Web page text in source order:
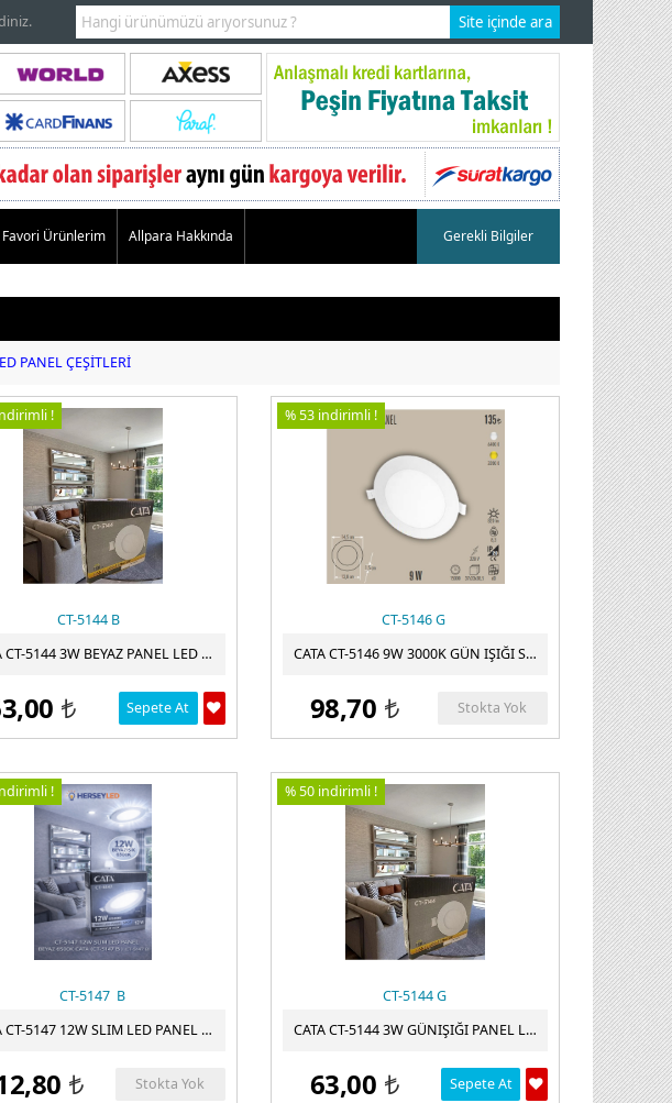
Favori Ürünlerim Allpara Hakkında Gerekli Bilgiler
PANEL ÇEŞİTLERİ
!
CT-5144 B
CATA CT-5144 3W BEYAZ PANEL LED ARMATÜR CT-5144
t Sepete At
% 53 indirimli !
CT-5146 G
CATA CT-5146 9W 3000K GÜN IŞIĞI SIVA ALTI LED PANEL SPOT- ALÜMINYUM KASA CT-5146 G
98,70 t Stokta Yok
!
CT-5147 B
CATA CT-5147 12W SLIM LED PANEL BEYAZ 6500K CATA
t Stokta Yok
% 50 indirimli !
CT-5144 G
CATA CT-5144 3W GÜNIŞIĞI PANEL LED ARMATÜR CT-5144
63,00 t Sepete At